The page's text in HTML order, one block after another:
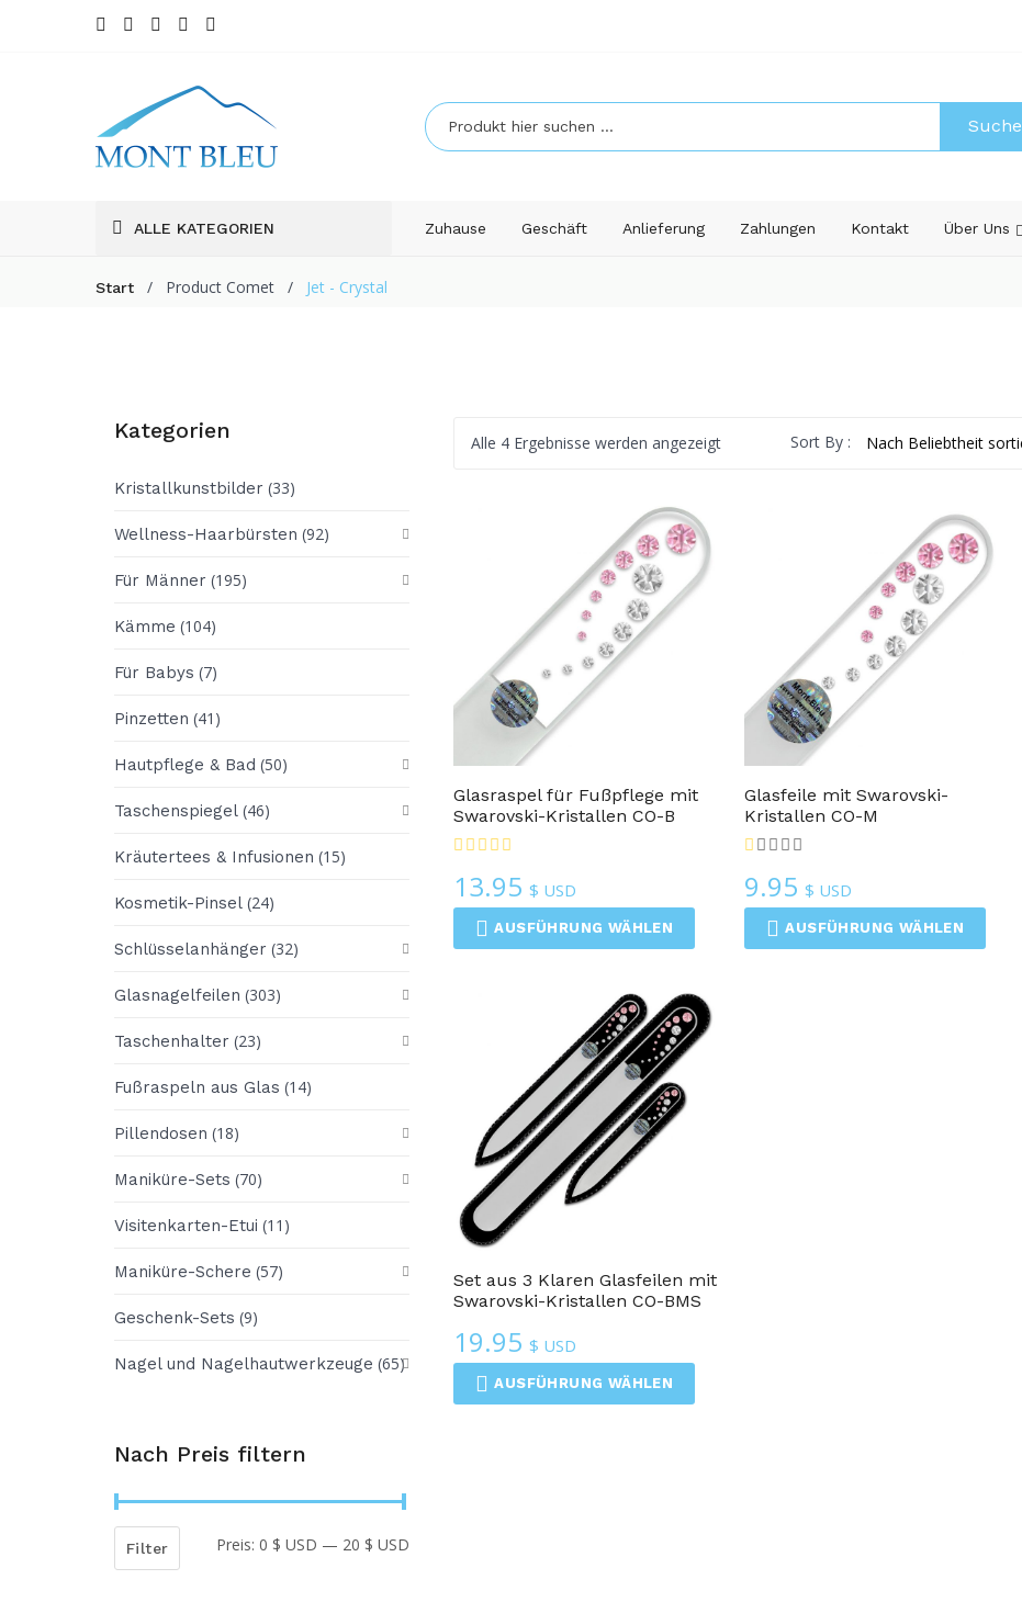
Suche
ALLE KATEGORIEN Zuhause Geschäft Anlieferung Zahlungen Kontakt Über Uns
Start / Product Comet / Jet - Crystal
Kategorien
Kristallkunstbilder (33)
Wellness-Haarbürsten (92)
Für Männer (195)
Kämme (104)
Für Babys (7)
Pinzetten (41)
Hautpflege & Bad (50)
Taschenspiegel (46)
Kräutertees & Infusionen (15)
Kosmetik-Pinsel (24)
Schlüsselanhänger (32)
Glasnagelfeilen (303)
Taschenhalter (23)
Fußraspeln aus Glas (14)
Pillendosen (18)
Maniküre-Sets (70)
Visitenkarten-Etui (11)
Maniküre-Schere (57)
Geschenk-Sets (9)
Nagel und Nagelhautwerkzeuge (65)
Nach Preis filtern
Filter Preis: 0 $ USD — 20 $ USD
Alle 4 Ergebnisse werden angezeigtNach
Sort By :
Glasraspel für Fußpflege mit
Swarovski-Kristallen CO-B
13.95 $ USD
AUSFÜHRUNG WÄHLEN
Glasnagelfeilen
Glasfeile mit Swarovski-
Kristallen CO-M
9.95$ USD
AUSFÜHRUNG WÄHLEN
Glasnagelfeilen
Glasnagelfeilen
Set aus 3 Klaren Glasfeilen mit
Swarovski-Kristallen CO-BMS
19.95 $ USD
AUSFÜHRUNG WÄHLEN